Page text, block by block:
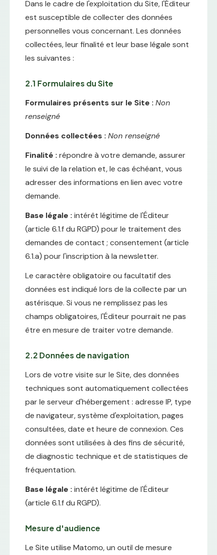
Dans le cadre de l'exploitation du Site, l'Éditeur
est susceptible de collecter des données
personnelles vous concernant. Les données
collectées, leur finalité et leur base légale sont
les suivantes :
2.1 Formulaires du Site
Formulaires présents sur le Site : Non
renseigné
Données collectées : Non renseigné
Finalité : répondre à votre demande, assurer
le suivi de la relation et, le cas échéant, vous
adresser des informations en lien avec votre
demande.
Base légale : intérêt légitime de l'Éditeur
(article 6.1.f du RGPD) pour le traitement des
demandes de contact ; consentement (article
6.1.a) pour l'inscription à la newsletter.
Le caractère obligatoire ou facultatif des
données est indiqué lors de la collecte par un
astérisque. Si vous ne remplissez pas les
champs obligatoires, l'Éditeur pourrait ne pas
être en mesure de traiter votre demande.
2.2 Données de navigation
Lors de votre visite sur le Site, des données
techniques sont automatiquement collectées
par le serveur d'hébergement : adresse IP, type
de navigateur, système d'exploitation, pages
consultées, date et heure de connexion. Ces
données sont utilisées à des fins de sécurité,
de diagnostic technique et de statistiques de
fréquentation.
Base légale : intérêt légitime de l'Éditeur
(article 6.1.f du RGPD).
Mesure d'audience
Le Site utilise Matomo, un outil de mesure